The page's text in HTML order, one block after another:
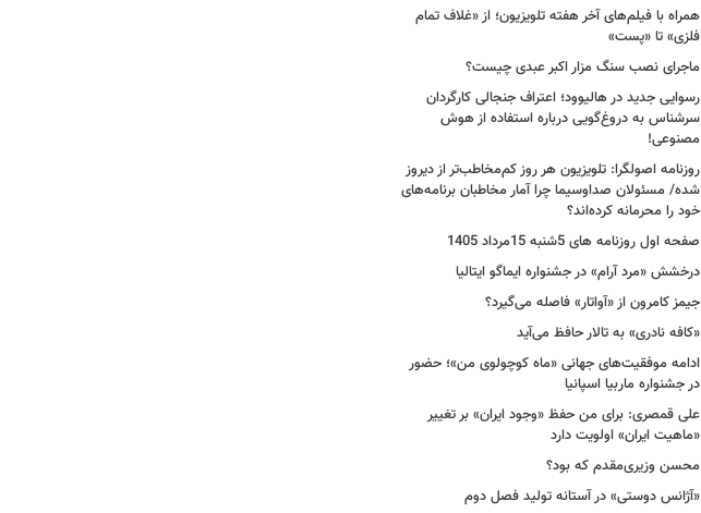
همراه با فیلم‌های آخر هفته تلویزیون؛ از «غلاف تمام
فلزی» تا «پست»
ماجرای نصب سنگ مزار اکبر عبدی چیست؟
رسوایی جدید در هالیوود؛ اعتراف جنجالی کارگردان
سرشناس به دروغ‌گویی درباره استفاده از هوش
مصنوعی!
روزنامه اصولگرا: تلویزیون هر روز کم‌مخاطب‌تر از دیروز
شده/ مسئولان صداوسیما چرا آمار مخاطبان برنامه‌های
خود را محرمانه کرده‌اند؟
صفحه اول روزنامه های 5شنبه 15مرداد 1405
درخشش «مرد آرام» در جشنواره ایماگو ایتالیا
جیمز کامرون از «آواتار» فاصله می‌گیرد؟
«کافه نادری» به تالار حافظ می‌آید
ادامه موفقیت‌های جهانی «ماه کوچولوی من»؛ حضور
در جشنواره ماربیا اسپانیا
علی قمصری: برای من حفظ «وجود ایران» بر تغییر
«ماهیت ایران» اولویت دارد
محسن وزیری‌مقدم که بود؟
«آژانس دوستی» در آستانه تولید فصل دوم